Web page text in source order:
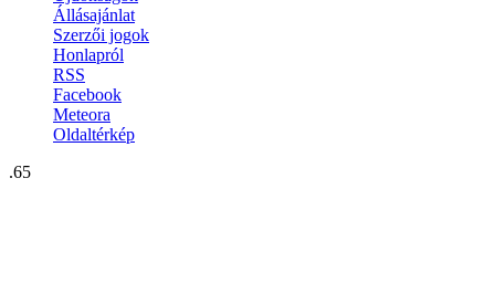
Állásajánlat
Szerzői jogok
Honlapról
RSS
Facebook
Meteora
Oldaltérkép
.65